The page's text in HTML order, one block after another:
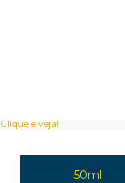
Clique e veja!
50ml